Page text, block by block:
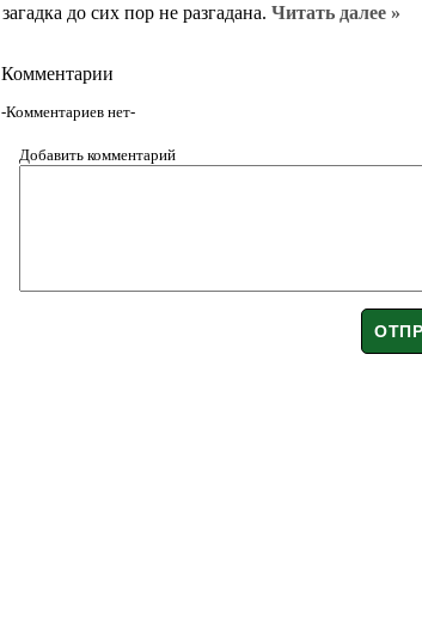
загадка до сих пор не разгадана. Читать далее »
Комментарии
-Комментариев нет-
Добавить комментарий